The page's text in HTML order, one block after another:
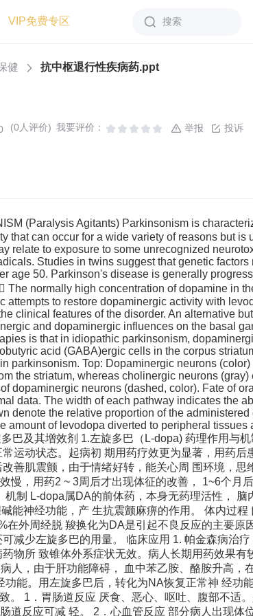
VIP免费专区
搜索
健 抗中枢退行性疾病药.ppt
(0人评价) 我要评价： 投诉
举报
(Paralysis Agitants) Parkinsonism is
that can occur for a wide variety of reasons but is
relate to exposure to some unrecognized
Studies in twins suggest that genetic factors
age 50. Parkinson's disease is generally
The normally high concentration of dopamine in
to restore dopaminergic activity with
clinical features of the disorder. An alternative
and dopaminergic influences on the basal
is that in idiopathic parkinsonism,
acid (GABA)ergic cells in the corpus
parkinsonism. Top: Dopaminergic neurons
the striatum, whereas cholinergic neurons (gray)
dopaminergic neurons (dashed, color). Fate of
data. The width of each pathway indicates the
denote the relative proportion of the
amount of levodopa diverted to peripheral tissues
巴及其增效剂 1.左旋多巴（L-dopa) 药理作用与
运动状态。起病初 期用药疗效更为显著，用药后
善肌震颤，由于情绪好转，能关心周 围环境，思
慢，用药2 ~ 3周后才出现体征的改善， 1~6个月
制 L-dopa属DA的前体药，本身无药理活性， 脑
能神经功能，产 生抗震颤麻痹的作用。 体内过程
外周经脱 羧换化为DA是引起不良反应的主要原
减少左旋多巴的用量。 临床应用 1. 帕金森病治
物所 致锥体外系症状无效。病人长期用药效果有
人，由于肝功能障碍， 血中苯乙胺、酪胺升高，
能。用左旋多巴后，转化为NA恢复正常神 经功
。 1．胃肠道反应 厌食、恶心、呕吐、腹部不适
道反应可减 轻。 2．心血管反应 部分病人出现体